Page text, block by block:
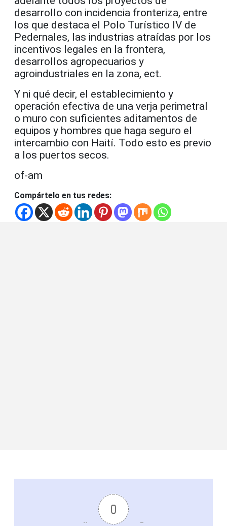
desarrollo con incidencia fronteriza, entre
los que destaca el Polo Turístico IV de
Pedernales, las industrias atraídas por los
incentivos legales en la frontera,
desarrollos agropecuarios y
agroindustriales en la zona, ect.
Y ni qué decir, el establecimiento y
operación efectiva de una verja perimetral
o muro con suficientes aditamentos de
equipos y hombres que haga seguro el
intercambio con Haití. Todo esto es previo
a los puertos secos.
of-am
Compártelo en tus redes:
0